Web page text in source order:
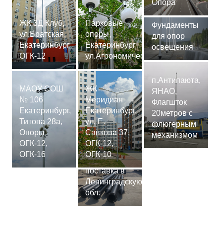
ЖК 3Д Клуб,
ул.Братская,
Екатеринбург,
ОГК-12
МАОУ СОШ
№ 106
Екатеринбург,
Титова 28а,
Опоры
ОГК-12,
ОГК-16
Парковые
опоры,
Екатеринбург
ул.Агрономическая
ЖК
Меридиан
Екатеринбург,
ул. Е.
Савкова 37,
ОГК-12,
ОГК-10
Сваи
СМ-7,75м,
поставка в
Ленинградскую
обл.
Опора
Фундаменты
для опор
освещения
п.Антипаюта,
ЯНАО,
Флагшток
20метров с
флюгерным
механизмом